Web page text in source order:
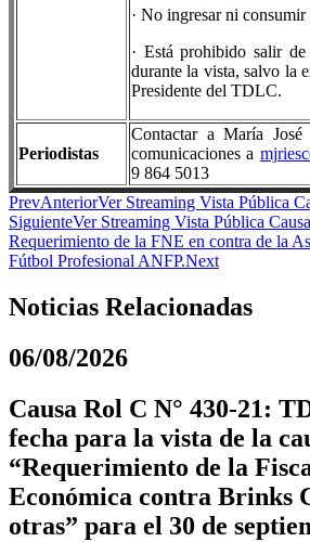
· No ingresar ni
· Está prohibido salir
durante la vista, salvo la
Presidente del TDLC.
Periodistas
Contactar a María José
comunicaciones a
9 864 5013
PrevAnteriorVer Streaming Vista Pública
SiguienteVer Streaming Vista Pública
Requerimiento de la FNE en contra de la
Fútbol Profesional ANFP.Next
Noticias Relacionadas
06/08/2026
Causa Rol C N° 430-21:
fecha para la vista de la
“Requerimiento de la
Económica contra Brinks
otras” para el 30 de